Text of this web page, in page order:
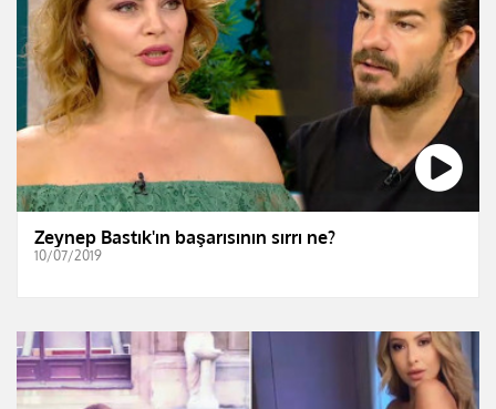
Zeynep Bastık'ın başarısının sırrı ne?
10/07/2019